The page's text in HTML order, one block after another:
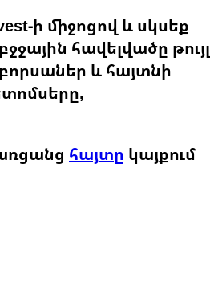
ի միջոցով և սկսեք
հավելվածը թույլ
և հայտնի
հայտը կայքում